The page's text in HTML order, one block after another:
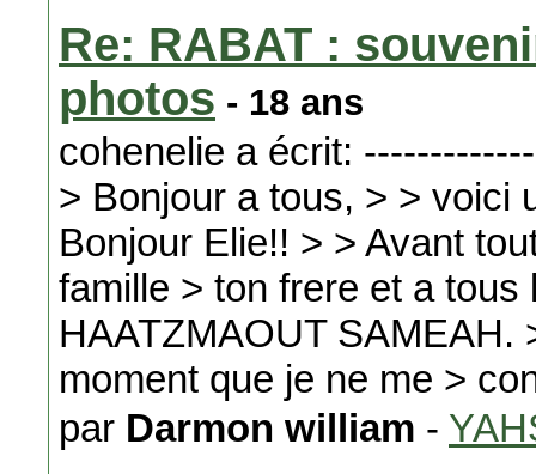
Re: RABAT :
photos - 18 ans
cohenelie a écrit:
> Bonjour a tous, > > voici
Bonjour Elie!! > > Avant
famille > ton frere et a
HAATZMAOUT SAMEAH.
moment que je ne me >
par Darmon william -